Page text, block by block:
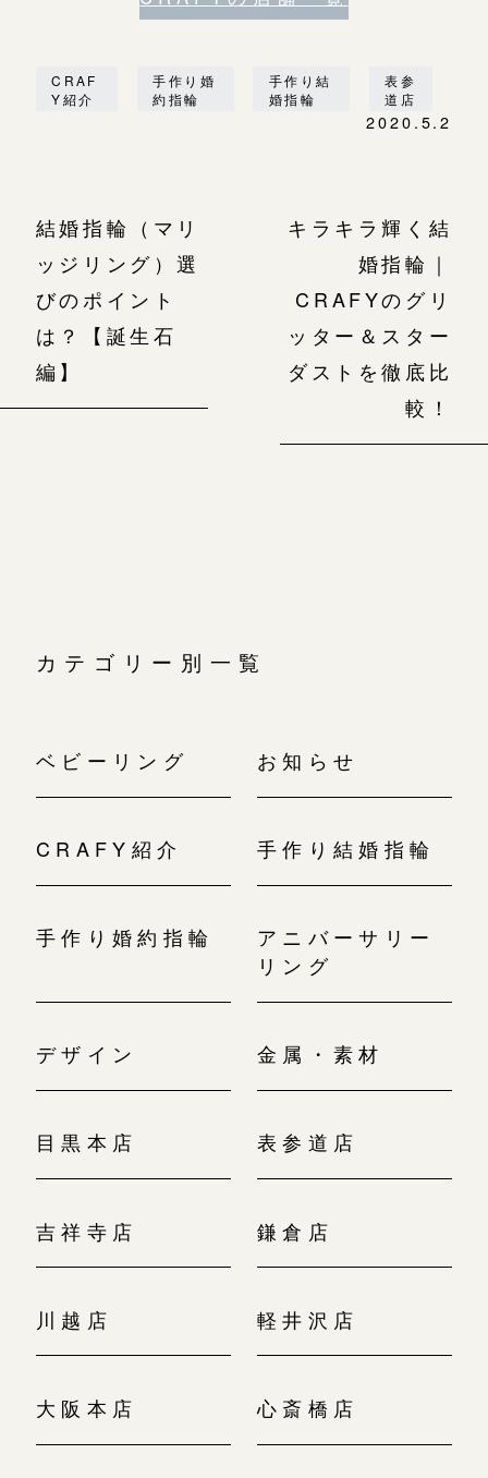
CRAF
Y紹介
手作り婚
約指輪
手作り結
婚指輪
表参
道店
2020.5.2
結婚指輪（マリ
ッジリング）選
びのポイント
は？【誕生石
編】
キラキラ輝く結
婚指輪｜
CRAFYのグリ
ッター＆スター
ダストを徹底比
較！
カテゴリー別一覧
ベビーリング お知らせ
CRAFY紹介 手作り結婚指輪
手作り婚約指輪
アニバーサリー
リング
デザイン 金属・素材
目黒本店 表参道店
吉祥寺店 鎌倉店
川越店 軽井沢店
大阪本店 心斎橋店